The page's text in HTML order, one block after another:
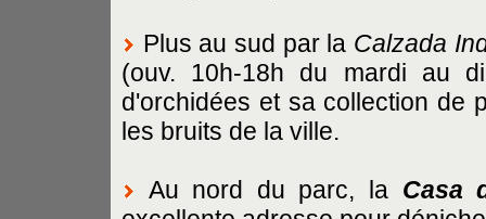
Plus au sud par la Calzada
(ouv. 10h-18h du mardi au
d'orchidées et sa collection de
les bruits de la ville.
Au nord du parc, la Casa